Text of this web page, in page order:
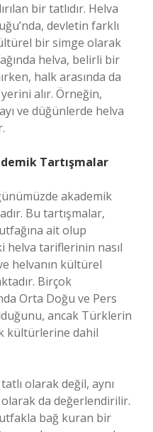
bir tatlıdır. Helva
devletin farklı
bir simge olarak
helva, belirli bir
halk arasında da
alır. Örneğin,
ve düğünlerde helva
Tartışmalar
akademik
Bu tartışmalar,
ait olup
helva tariflerinin nasıl
helvanın kültürel
Birçok
Orta Doğu ve Pers
ancak Türklerin
kültürlerine dahil
olarak değil, aynı
da değerlendirilir.
bağ kuran bir